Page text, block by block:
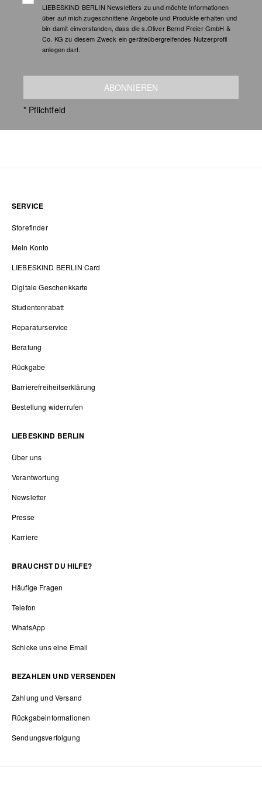
LIEBESKIND BERLIN Newsletters zu und möchte Informationen
über auf mich zugeschnittene Angebote und Produkte erhalten und
bin damit einverstanden, dass die s.Oliver Bernd Freier GmbH &
Co. KG zu diesem Zweck ein geräteübergreifendes Nutzerprofil
anlegen darf.
ABONNIEREN
* Pflichtfeld
SERVICE
Storefinder
Mein Konto
LIEBESKIND BERLIN Card
Digitale Geschenkkarte
Studentenrabatt
Reparaturservice
Beratung
Rückgabe
Barrierefreiheitserklärung
Bestellung widerrufen
LIEBESKIND BERLIN
Über uns
Verantwortung
Newsletter
Presse
Karriere
BRAUCHST DU HILFE?
Häufige Fragen
Telefon
WhatsApp
Schicke uns eine Email
BEZAHLEN UND VERSENDEN
Zahlung und Versand
Rückgabeinformationen
Sendungsverfolgung